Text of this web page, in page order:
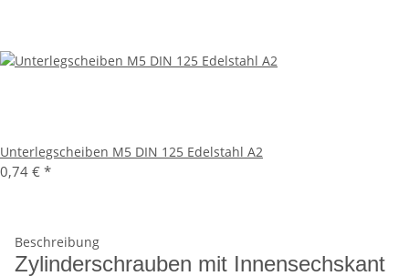
Unterlegscheiben M5 DIN 125 Edelstahl A2
0,74 € *
Beschreibung
Zylinderschrauben mit Innensechskant